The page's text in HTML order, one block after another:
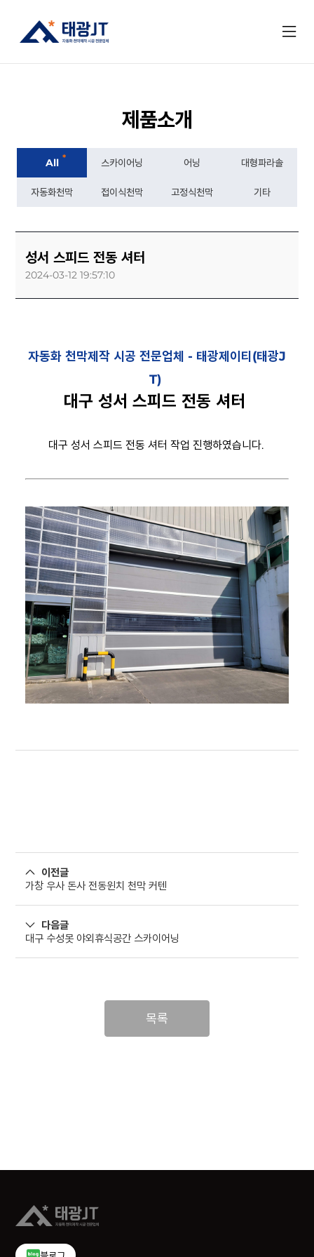
제품소개
All * 스카이어닝 어닝 대형파라솔
자동화천막 접이식천막 고정식천막 기타
성서 스피드 전동 셔터
2024-03-12 19:57:10
자동화 천막제작 시공 전문업체 - 태광제이티(태광J
T)
대구 성서 스피드 전동 셔터
대구 성서 스피드 전동 셔터 작업 진행하였습니다.
이전글
가창 우사 돈사 전동윈치 천막 커텐
다음글
대구 수성못 야외휴식공간 스카이어닝
목록